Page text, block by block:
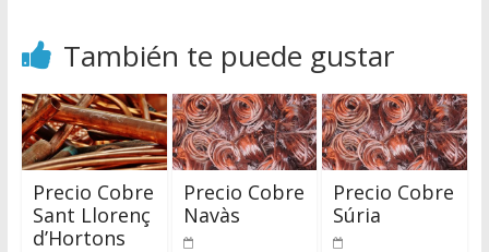
También te puede gustar
Precio Cobre
Sant Llorenç
d’Hortons
Precio Cobre
Navàs
Precio Cobre
Súria